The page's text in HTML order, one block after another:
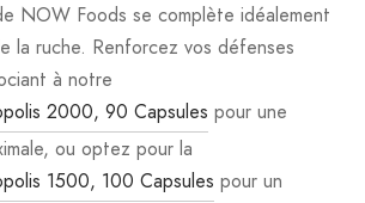
NOW Foods se complète idéalement
la ruche. Renforcez vos défenses
à notre
2000, 90 Capsules pour une
ou optez pour la
1500, 100 Capsules pour un